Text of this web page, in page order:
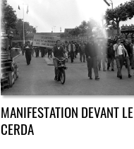
MANIFESTATION DEVANT LE
CERDA